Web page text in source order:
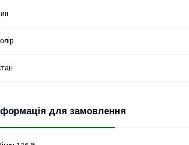
для замовлення